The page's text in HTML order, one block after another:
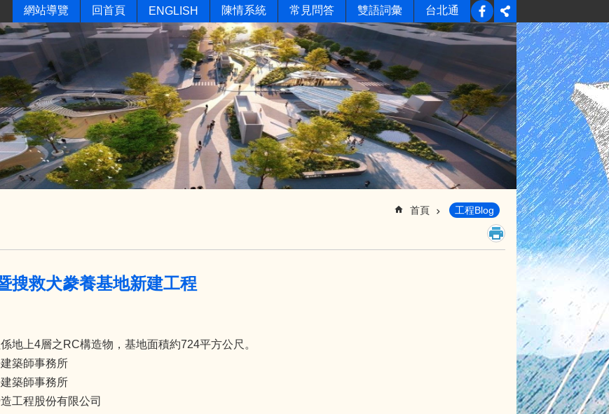
網站導覽 回首頁 ENGLISH 陳情系統 常見問答 雙語詞彙 台北通
首頁 工程Blog
搜救犬豢養基地新建工程
地上4層之RC構造物，基地面積約724平方公尺。
築師事務所
築師事務所
工程股份有限公司